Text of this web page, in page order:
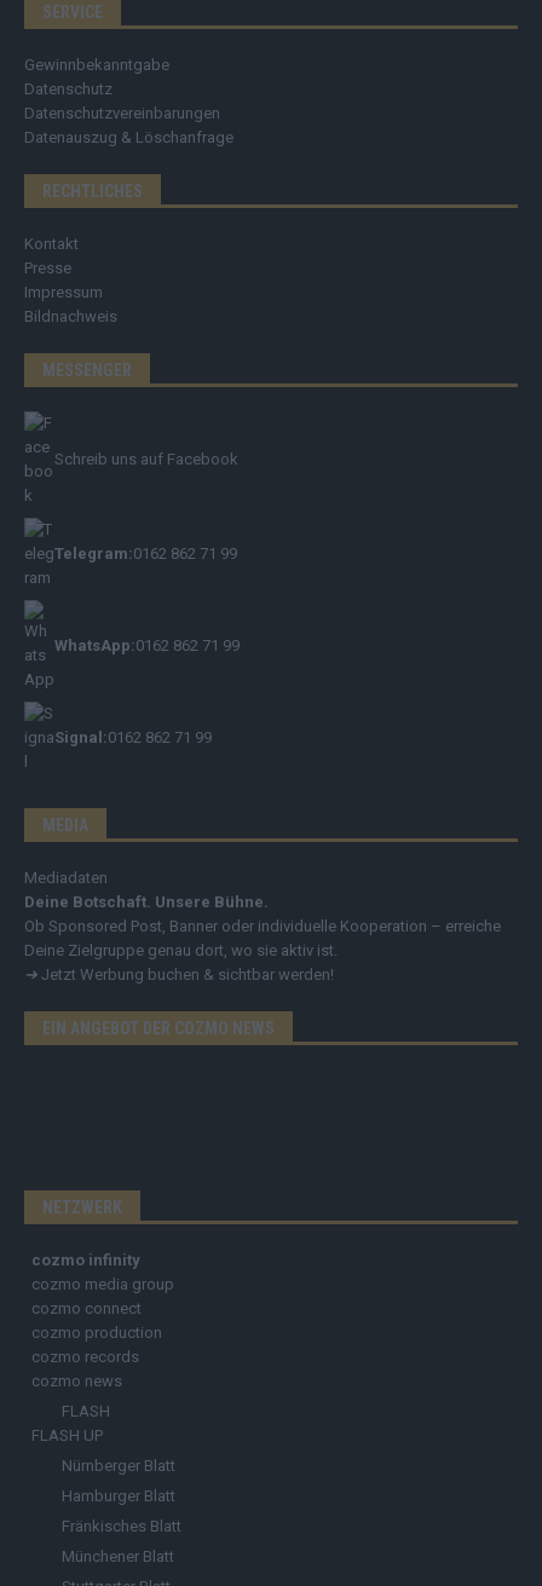
SERVICE
Gewinnbekanntgabe
Datenschutz
Datenschutzvereinbarungen
Datenauszug & Löschanfrage
RECHTLICHES
Kontakt
Presse
Impressum
Bildnachweis
MESSENGER
Schreib uns auf Facebook
Telegram:0162 862 71 99
WhatsApp:0162 862 71 99
Signal:0162 862 71 99
MEDIA
Mediadaten
Deine Botschaft. Unsere Bühne.
Ob Sponsored Post, Banner oder individuelle Kooperation – erreiche
Deine Zielgruppe genau dort, wo sie aktiv ist.
➔ Jetzt Werbung buchen & sichtbar werden!
EIN ANGEBOT DER COZMO NEWS
NETZWERK
cozmo infinity
cozmo media group
cozmo connect
cozmo production
cozmo records
cozmo news
FLASH
FLASH UP
Nürnberger Blatt
Hamburger Blatt
Fränkisches Blatt
Münchener Blatt